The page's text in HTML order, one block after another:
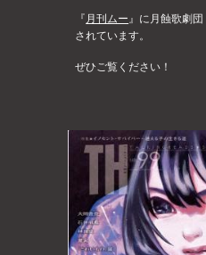
『 月刊ムー』 に月蝕歌劇
されています。
ぜひご覧ください！